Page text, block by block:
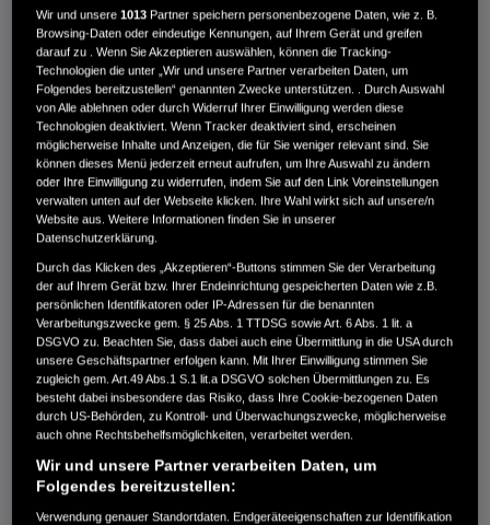
IHR MOTOR IM DETAIL
BF 5 DH SHNU
1.989,00 €
Schaftlänge 434mm und Pinnesteuerung
Vergleichen
BF 5 DH LHNU
1.989,00 €
Wir und unsere1013 Partner speichern personenbezogene Daten, wie z. B.
Browsing-Daten oder eindeutige Kennungen, auf Ihrem Gerät und greifen
darauf zu . Wenn Sie Akzeptieren auswählen, können die Tracking-
Technologien die unter „Wir und unsere Partner verarbeiten Daten, um
Folgendes bereitzustellen“ genannten Zwecke unterstützen. . Durch Auswahl
von Alle ablehnen oder durch Widerruf Ihrer Einwilligung werden diese
Technologien deaktiviert. Wenn Tracker deaktiviert sind, erscheinen
möglicherweise Inhalte und Anzeigen, die für Sie weniger relevant sind. Sie
können dieses Menü jederzeit erneut aufrufen, um Ihre Auswahl zu ändern
oder Ihre Einwilligung zu widerrufen, indem Sie auf den Link Voreinstellungen
verwalten unten auf der Webseite klicken. Ihre Wahl wirkt sich auf unsere/n
Website aus. Weitere Informationen finden Sie in unserer
Datenschutzerklärung.
Durch das Klicken des „Akzeptieren“-Buttons stimmen Sie der Verarbeitung
der auf Ihrem Gerät bzw. Ihrer Endeinrichtung gespeicherten Daten wie z.B.
persönlichen Identifikatoren oder IP-Adressen für die benannten
Verarbeitungszwecke gem. § 25 Abs. 1 TTDSG sowie Art. 6 Abs. 1 lit. a
DSGVO zu. Beachten Sie, dass dabei auch eine Übermittlung in die USA durch
unsere Geschäftspartner erfolgen kann. Mit Ihrer Einwilligung stimmen Sie
zugleich gem. Art.49 Abs.1 S.1 lit.a DSGVO solchen Übermittlungen zu. Es
besteht dabei insbesondere das Risiko, dass Ihre Cookie-bezogenen Daten
durch US-Behörden, zu Kontroll- und Überwachungszwecke, möglicherweise
auch ohne Rechtsbehelfsmöglichkeiten, verarbeitet werden.
Wir und unsere Partner verarbeiten Daten, um
Folgendes bereitzustellen:
Verwendung genauer Standortdaten. Endgeräteeigenschaften zur Identifikation